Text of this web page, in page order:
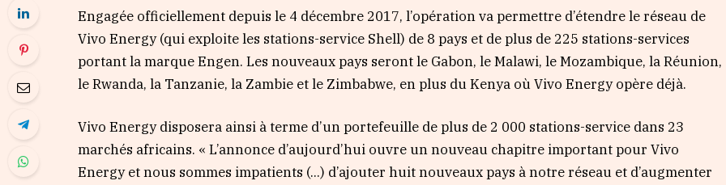
Engagée officiellement depuis le 4 décembre 2017, l’opération va permettre d’étendre le réseau de
Vivo Energy (qui exploite les stations-service Shell) de 8 pays et de plus de 225 stations-services
portant la marque Engen. Les nouveaux pays seront le Gabon, le Malawi, le Mozambique, la Réunion,
le Rwanda, la Tanzanie, la Zambie et le Zimbabwe, en plus du Kenya où Vivo Energy opère déjà.
Vivo Energy disposera ainsi à terme d’un portefeuille de plus de 2 000 stations-service dans 23
marchés africains. « L’annonce d’aujourd’hui ouvre un nouveau chapitre important pour Vivo
Energy et nous sommes impatients (…) d’ajouter huit nouveaux pays à notre réseau et d’augmenter